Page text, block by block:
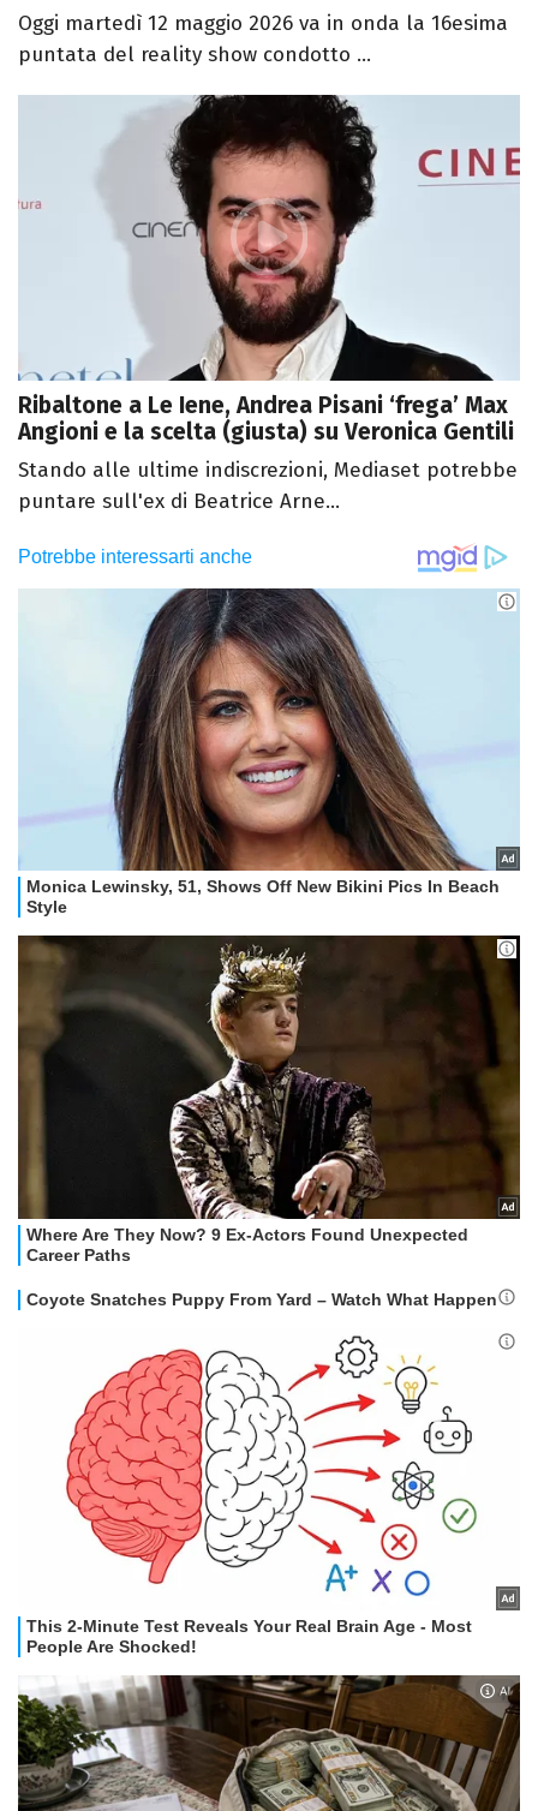
Oggi martedì 12 maggio 2026 va in onda la 16esima
puntata del reality show condotto ...
Ribaltone a Le Iene, Andrea Pisani ‘frega’ Max
Angioni e la scelta (giusta) su Veronica Gentili
Stando alle ultime indiscrezioni, Mediaset potrebbe
puntare sull'ex di Beatrice Arne...